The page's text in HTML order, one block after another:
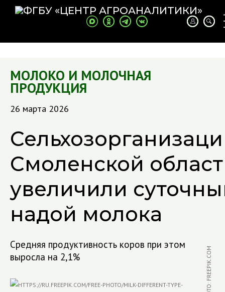
МОЛОКО И МОЛОЧНАЯ
ПРОДУКЦИЯ
26 марта 2026
Смоленской
увеличили
надой молока
Средняя продуктивность коров при этом
выросла на 2,1%
ФОТО: FREEPIK.COM